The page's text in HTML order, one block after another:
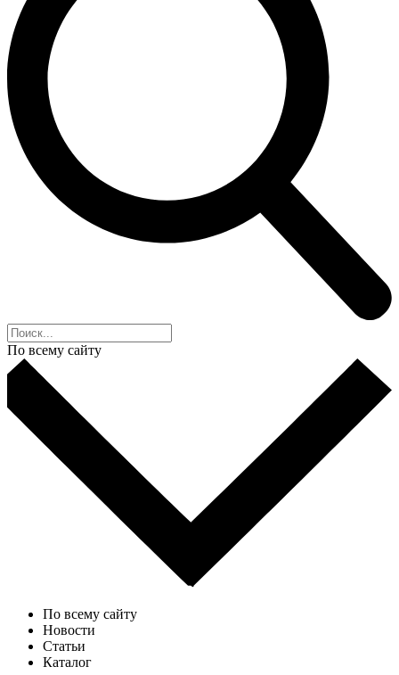
По всему сайту
По всему сайту
Новости
Статьи
Каталог